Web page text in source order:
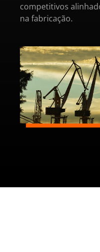
competitivos
na fabricação.